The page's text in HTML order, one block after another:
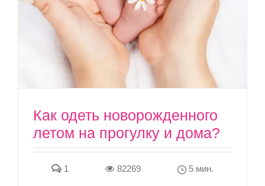
Как одеть новорожденного
летом на прогулку и дома?
1 82269 5 мин.